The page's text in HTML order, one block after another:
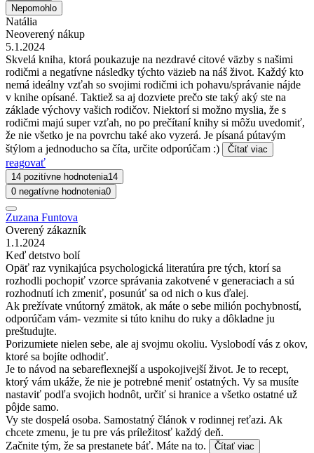
Nepomohlo
Natália
Neoverený nákup
5.1.2024
Skvelá kniha, ktorá poukazuje na nezdravé citové väzby s našimi
rodičmi a negatívne následky týchto väzieb na náš život. Každý kto
nemá ideálny vzťah so svojimi rodičmi ich pohavu/správanie nájde
v knihe opísané. Taktiež sa aj dozviete prečo ste taký aký ste na
základe výchovy vašich rodičov. Niektorí si možno myslia, že s
rodičmi majú super vzťah, no po prečítaní knihy si môžu uvedomiť,
že nie všetko je na povrchu také ako vyzerá. Je písaná pútavým
štýlom a jednoducho sa číta, určite odporúčam :)
Čítať viac
reagovať
14 pozitívne hodnotenia14
0 negatívne hodnotenia0
Zuzana Funtova
Overený zákazník
1.1.2024
Keď detstvo bolí
Opäť raz vynikajúca psychologická literatúra pre tých, ktorí sa
rozhodli pochopiť vzorce správania zakotvené v generaciach a sú
rozhodnutí ich zmeniť, posunúť sa od nich o kus ďalej.
Ak prežívate vnútorný zmätok, ak máte o sebe milión pochybností,
odporúčam vám- vezmite si túto knihu do ruky a dôkladne ju
preštudujte.
Porizumiete nielen sebe, ale aj svojmu okoliu. Vyslobodí vás z okov,
ktoré sa bojíte odhodiť.
Je to návod na sebareflexnejší a uspokojivejší život. Je to recept,
ktorý vám ukáže, že nie je potrebné meniť ostatných. Vy sa musíte
nastaviť podľa svojich hodnôt, určiť si hranice a všetko ostatné už
pôjde samo.
Vy ste dospelá osoba. Samostatný článok v rodinnej reťazi. Ak
chcete zmenu, je tu pre vás príležitosť každý deň.
Začnite tým, že sa prestanete báť. Máte na to.
Čítať viac